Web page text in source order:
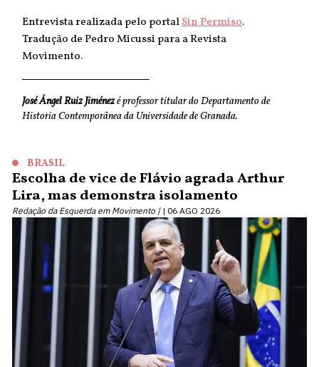
Entrevista realizada pelo portalSin Permiso.
Tradução de Pedro Micussi para a Revista
Movimento.
José Ángel Ruiz Jiménezé professor titular do Departamento de
Historia Contemporânea da Universidade de Granada.
BRASIL
Escolha de vice de Flávio agrada Arthur
Lira, mas demonstra isolamento
Redação da Esquerda em Movimento | 06 AGO 2026